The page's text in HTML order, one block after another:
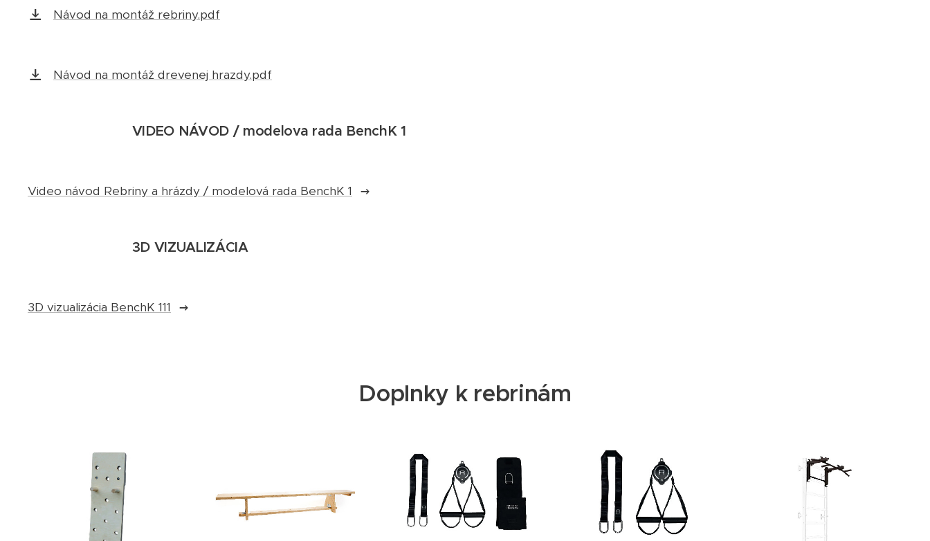
Návod na montáž rebriny.pdf
Návod na montáž drevenej hrazdy.pdf
VIDEO NÁVOD / modelova rada BenchK 1
Video návod Rebriny a hrázdy / modelová rada BenchK 1
3D VIZUALIZÁCIA
3D vizualizácia BenchK 111
Doplnky k rebrinám